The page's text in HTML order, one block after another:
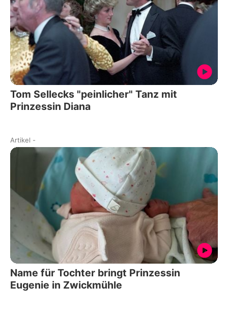
Tom Sellecks "peinlicher" Tanz mit
Prinzessin Diana
Artikel -
Name für Tochter bringt Prinzessin
Eugenie in Zwickmühle